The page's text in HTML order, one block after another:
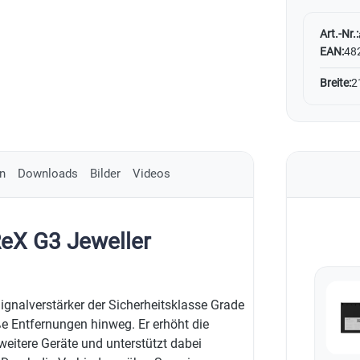
Art.-Nr.:
EAN:
Breite:
Downloads Bilder Videos
G3 Jeweller
der Sicherheitsklasse Grade
Entfernungen hinweg. Er erhöht die
Geräte und unterstützt dabei